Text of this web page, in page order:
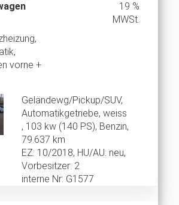
19 %
MWSt.
vorne +
Geländewg/Pickup/SUV,
Automatikgetriebe, weiss
, 103 kw (140 PS), Benzin,
79.637 km
EZ: 10/2018, HU/AU: neu,
Vorbesitzer: 2
interne Nr: G1577